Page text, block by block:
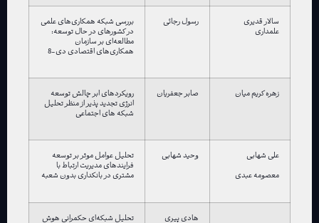
سالار قدیری
علمداری
رسول رجائی بررسی شبکه همکاری‌های علمی
در کشورهای در حال توسعه:
مطالعه‌ای بر سازمان
همکاری‌های اقتصادی دی-8
زهره کریم میان صابر جعفریان رویکردهای ابر چالش توسعه
انرژی تجدید پذیر از منظر تحلیل
شبکه های اجتماعی
علی شهابی
معصومه عبدی
وحید شهابی تحلیل عوامل موثر بر توسعه
فرایندهای مدیریت ارتباط با
مشتری در بانکداری بدون شعبه
هادی پیری تحلیل شبکه‌ای حکمرانی هوش